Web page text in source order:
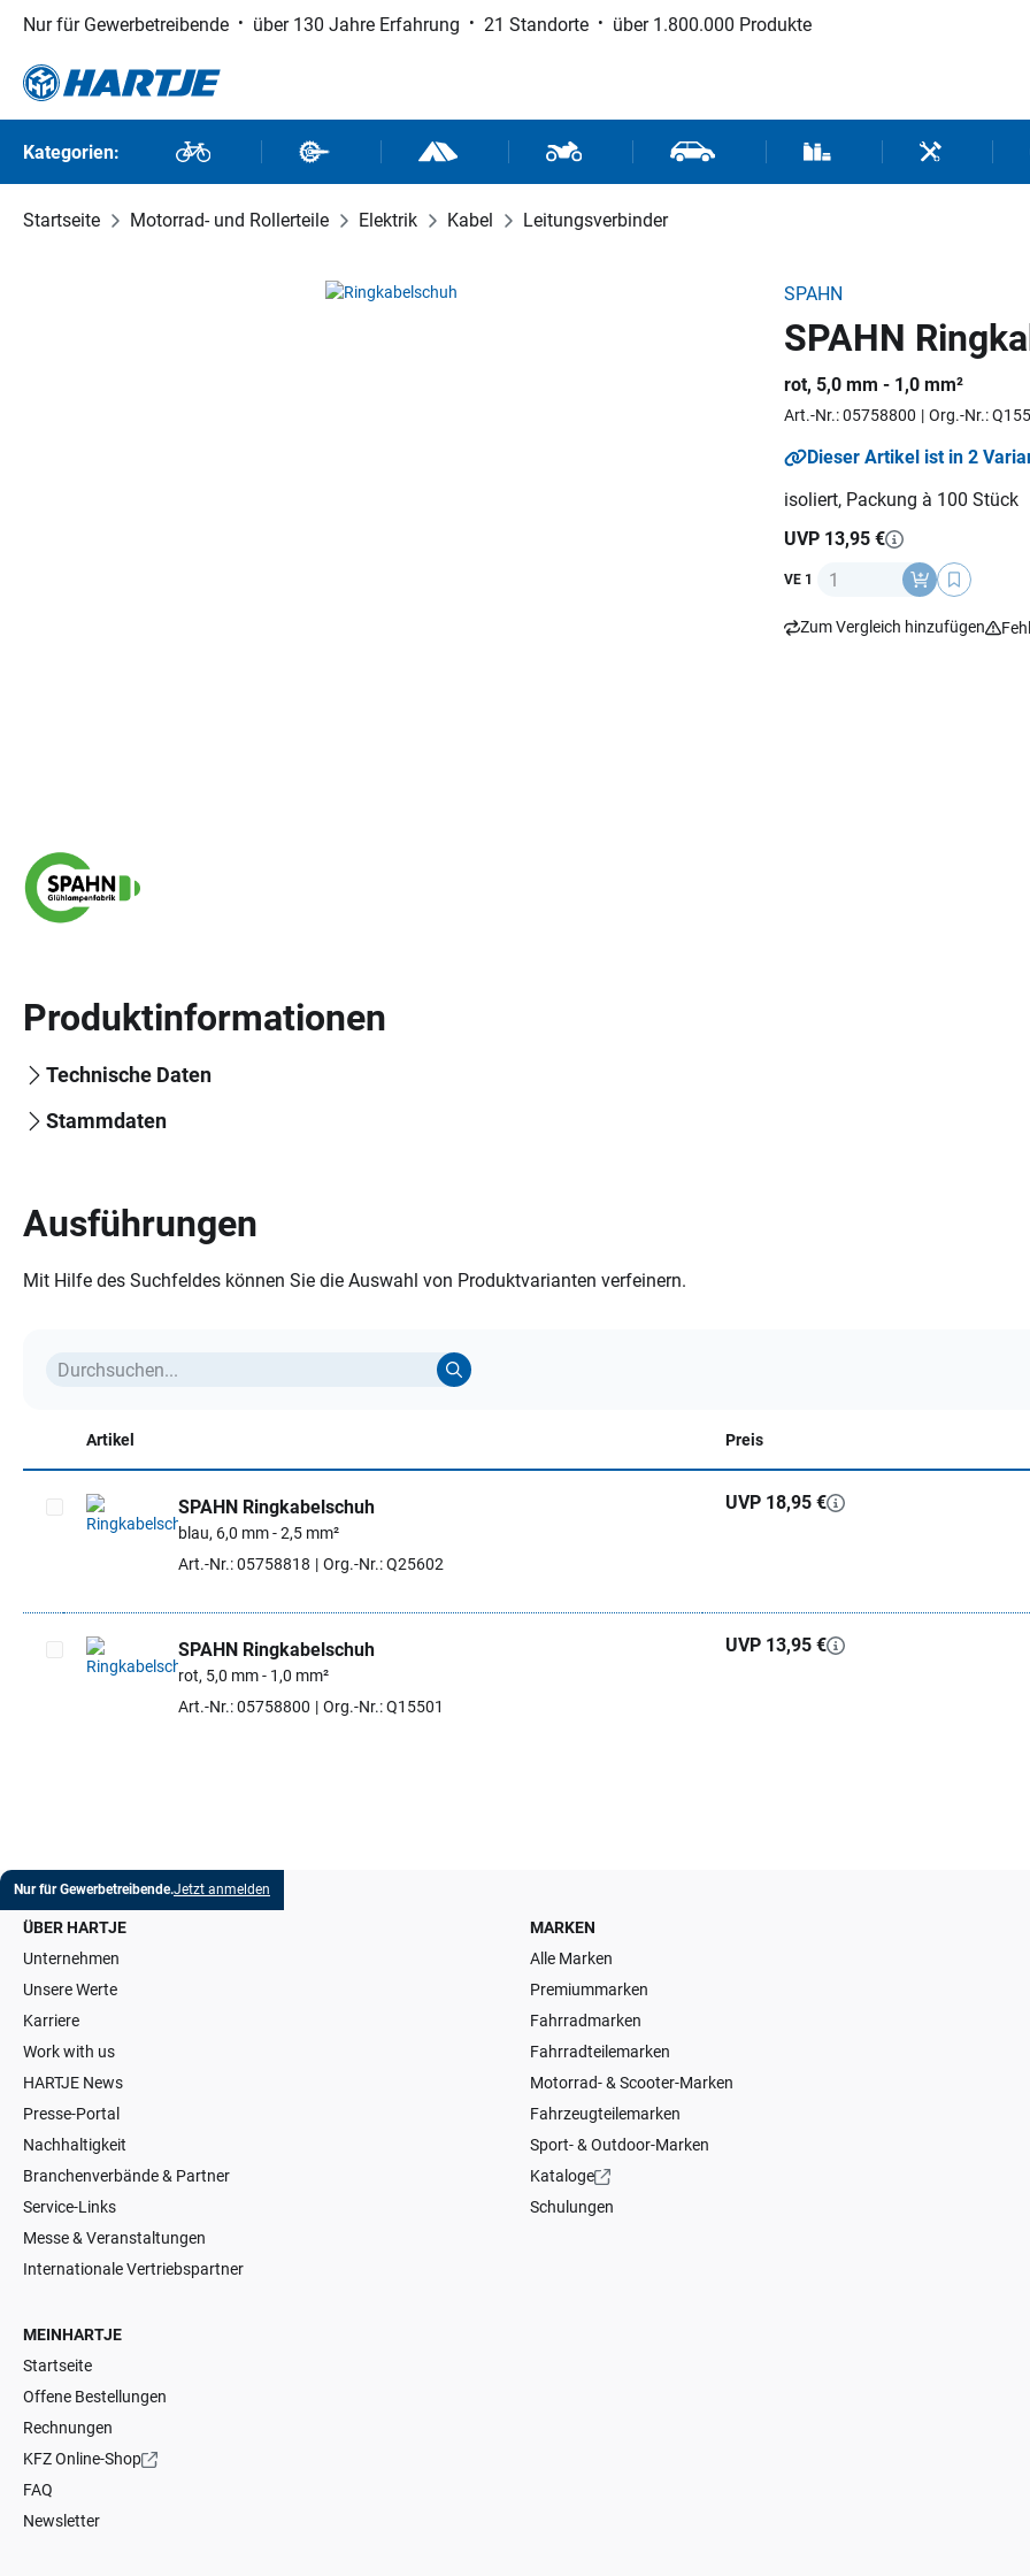
Hauptinhalt springen
Zur Suche springen
Zur Hauptnavigation springen
Nur für Gewerbetreibende über 130 Jahre Erfahrung 21 Standorte über 1.800.000 Produkte
Kategorien: Fahrräder Fahrradteile Outdoor und SportMotorrad- und RollerteileFahrzeugteile und ZubehörVerbrauchsmaterial /Werkzeuge /
Startseite Motorrad- und Rollerteile Elektrik Kabel Leitungsverbinder
SPAHN
SPAHN
rot, 5,0 mm - 1,0 mm²
Art.-Nr.: 05758800 Org.-Nr.:
Dieser Artikel ist in 2
isoliert, Packung à 100 Stück
UVP 13,95 €
VE 1 Anzahl
Zum Vergleich hinzufügen
Produktinformationen
Technische Daten
Stammdaten
Ausführungen
Mit Hilfe des Suchfeldes können Sie die Auswahl von Produktvarianten verfeinern.
Artikel Preis
Artikel auswählen
SPAHN Ringkabelschuh
blau, 6,0 mm - 2,5 mm²
Art.-Nr.: 05758818
Org.-Nr.: Q25602
UVP 18,95 €
Artikel auswählen
SPAHN Ringkabelschuh
rot, 5,0 mm - 1,0 mm²
Art.-Nr.: 05758800
Org.-Nr.: Q15501
UVP 13,95 €
Nur für Gewerbetreibende.Jetzt anmelden
ÜBER HARTJE
Unternehmen
Unsere Werte
Karriere
Work with us
HARTJE News
Presse-Portal
Nachhaltigkeit
Branchenverbände & Partner
Service-Links
Messe & Veranstaltungen
Internationale Vertriebspartner
MARKEN
Alle Marken
Premiummarken
Fahrradmarken
Fahrradteilemarken
Motorrad- & Scooter-Marken
Fahrzeugteilemarken
Sport- & Outdoor-Marken
Kataloge
Schulungen
MEINHARTJE
Startseite
Offene Bestellungen
Rechnungen
KFZ Online-Shop
FAQ
Newsletter